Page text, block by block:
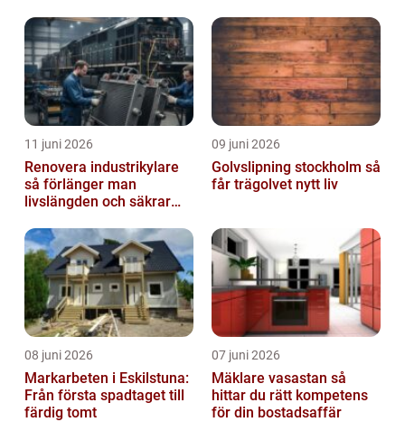
11 juni 2026
Renovera industrikylare
så förlänger man
livslängden och säkrar
09 juni 2026
Golvslipning stockholm så
får trägolvet nytt liv
08 juni 2026
Markarbeten i Eskilstuna:
Från första spadtaget till
färdig tomt
07 juni 2026
Mäklare vasastan så
hittar du rätt kompetens
för din bostadsaffär